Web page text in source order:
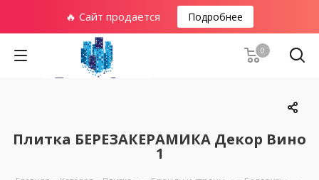
🔥 Сайт продается Подробнее
0
Плитка БЕРЕЗАКЕРАМИКА Декор Вино
1